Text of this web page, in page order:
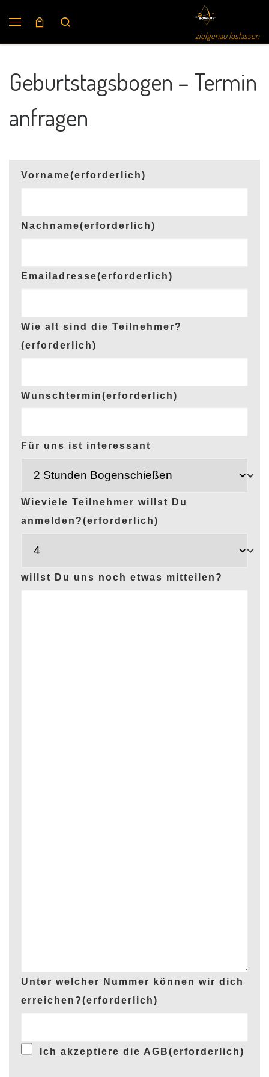
zielgenau loslassen
Geburtstagsbogen – Termin
anfragen
Vorname(erforderlich)
Nachname(erforderlich)
Emailadresse(erforderlich)
Wie alt sind die Teilnehmer?
(erforderlich)
Wunschtermin(erforderlich)
Für uns ist interessant
Wieviele Teilnehmer willst Du
anmelden?(erforderlich)
willst Du uns noch etwas mitteilen?
Unter welcher Nummer können wir dich
erreichen?(erforderlich)
Ich akzeptiere die AGB(erforderlich)